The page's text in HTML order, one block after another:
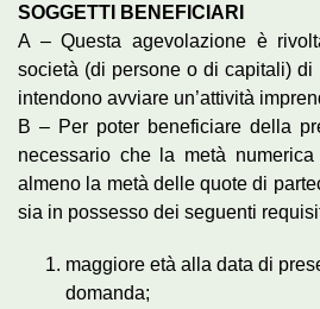
SOGGETTI BENEFICIARI
A – Questa agevolazione è
società (di persone o di capitali) di
intendono avviare un’attività
B – Per poter beneficiare della
necessario che la metà
almeno la metà delle quote di
sia in possesso dei seguenti
maggiore età alla data di
domanda;